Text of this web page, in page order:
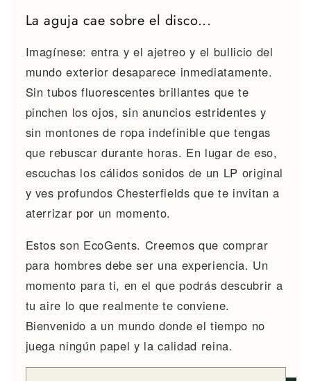
La aguja cae sobre el disco...
Imagínese: entra y el ajetreo y el bullicio del
mundo exterior desaparece inmediatamente.
Sin tubos fluorescentes brillantes que te
pinchen los ojos, sin anuncios estridentes y
sin montones de ropa indefinible que tengas
que rebuscar durante horas. En lugar de eso,
escuchas los cálidos sonidos de un LP original
y ves profundos Chesterfields que te invitan a
aterrizar por un momento.
Estos son EcoGents. Creemos que comprar
para hombres debe ser una experiencia. Un
momento para ti, en el que podrás descubrir a
tu aire lo que realmente te conviene.
Bienvenido a un mundo donde el tiempo no
juega ningún papel y la calidad reina.